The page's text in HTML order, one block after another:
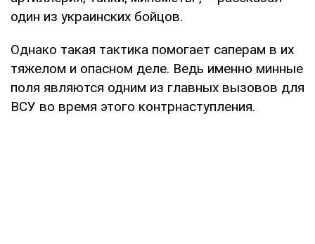
один из украинских бойцов.
Однако такая тактика помогает саперам в их
тяжелом и опасном деле. Ведь именно минные
поля являются одним из главных вызовов для
ВСУ во время этого контрнаступления.